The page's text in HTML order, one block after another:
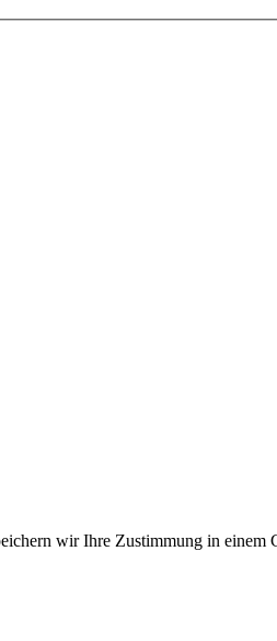
wir Ihre Zustimmung in einem